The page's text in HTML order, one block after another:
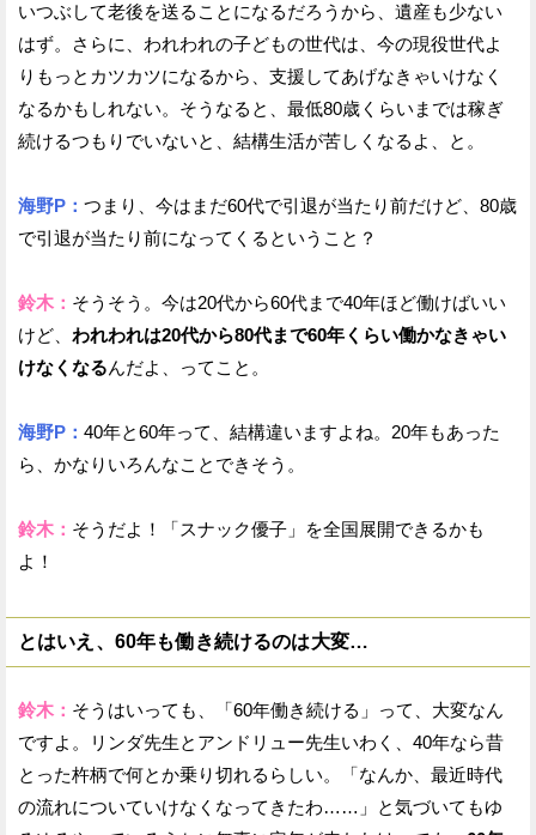
いつぶして老後を送ることになるだろうから、遺産も少ない
はず。さらに、われわれの子どもの世代は、今の現役世代よ
りもっとカツカツになるから、支援してあげなきゃいけなく
なるかもしれない。そうなると、最低80歳くらいまでは稼ぎ
続けるつもりでいないと、結構生活が苦しくなるよ、と。
海野P： つまり、今はまだ60代で引退が当たり前だけど、80歳
で引退が当たり前になってくるということ？
鈴木： そうそう。今は20代から60代まで40年ほど働けばいい
けど、 われわれは20代から80代まで60年くらい働かなきゃい
けなくなるんだよ、ってこと。
海野P： 40年と60年って、結構違いますよね。20年もあった
ら、かなりいろんなことできそう。
鈴木： そうだよ！「スナック優子」を全国展開できるかも
よ！
とはいえ、60年も働き続けるのは大変…
鈴木： そうはいっても、「60年働き続ける」って、大変なん
ですよ。リンダ先生とアンドリュー先生いわく、40年なら昔
とった杵柄で何とか乗り切れるらしい。「なんか、最近時代
の流れについていけなくなってきたわ……」と気づいてもゆ